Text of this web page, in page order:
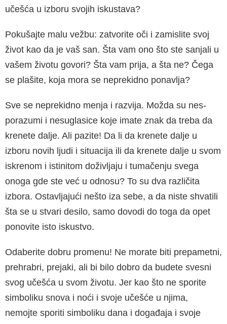
učešća u izboru svojih iskustava?
Pokušajte malu vežbu: zatvorite oči i zamislite svoj
život kao da je vaš san. Šta vam ono što ste sanjali u
vašem životu govori? Šta vam prija, a šta ne? Čega
se plašite, koja mora se neprekidno ponavlja?
Sve se neprekidno menja i razvija. Možda su nes­
porazumi i nesuglasice koje imate znak da treba da
krenete dalje. Ali pazite! Da li da krenete dalje u
izboru novih ljudi i situacija ili da krenete dalje u svom
iskrenom i istinitom doživljaju i tumačenju svega
onoga gde ste već u odnosu? To su dva različita
izbora. Ostavljajući nešto iza sebe, a da niste shvatili
šta se u stvari desilo, samo dovodi do toga da opet
ponovite isto iskustvo.
Odaberite dobru promenu! Ne morate biti prepa­metni,
prehrabri, prejaki, ali bi bilo dobro da bude­te svesni
svog učešća u svom životu. Jer kao što ne sporite
simboliku snova i noći i svoje učešće u njima,
nemojte sporiti simboliku dana i događaja i svoje